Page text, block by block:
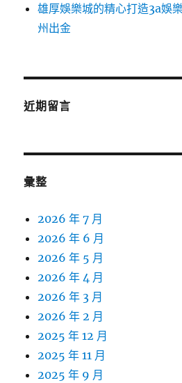
雄厚娛樂城的精心打造3a娛
州出金
近期留言
彙整
2026 年 7 月
2026 年 6 月
2026 年 5 月
2026 年 4 月
2026 年 3 月
2026 年 2 月
2025 年 12 月
2025 年 11 月
2025 年 9 月